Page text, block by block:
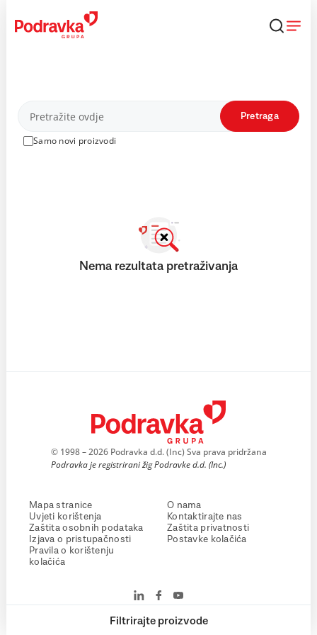
content
Proizvodi
Samo novi proizvodi
Pretraga
Filtrirajte proizvode
Nema rezultata pretraživanja
© 1998 – 2026 Podravka d.d. (Inc) Sva prava pridržana
Podravka je registrirani žig Podravke d.d. (Inc.)
Mapa stranice
Uvjeti korištenja
Zaštita osobnih podataka
Izjava o pristupačnosti
Pravila o korištenju
kolačića
O nama
Kontaktirajte nas
Zaštita privatnosti
Postavke kolačića